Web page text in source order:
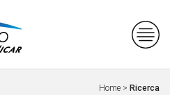
Home > Ricerca